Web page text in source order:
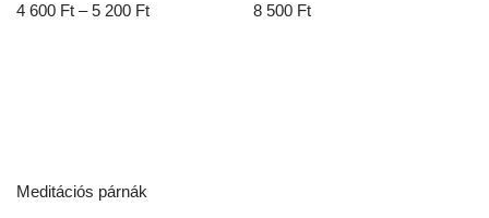
4 600 Ft – 5 200 Ft 8 500 Ft
Meditációs párnák